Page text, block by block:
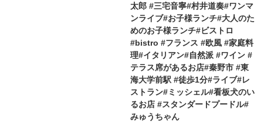
太郎 #三宅音寧#村井道奏#ワンマ
ンライブ#お子様ランチ#大人のた
めのお子様ランチ#ビストロ
#bistro #フランス #欧風 #家庭料
理#イタリアン#自然派 #ワイン #
テラス席があるお店#秦野市 #東
海大学前駅 #徒歩1分#ライブ#レ
ストラン#ミッシェル#看板犬のい
るお店 #スタンダードプードル#
みゅうちゃん